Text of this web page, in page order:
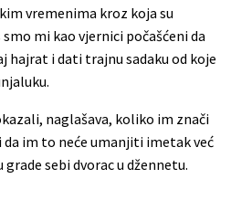
vremenima kroz koja su
mi kao vjernici počašćeni da
hajrat i dati trajnu sadaku od koje
naglašava, koliko im znači
im to neće umanjiti imetak već
sebi dvorac u džennetu.